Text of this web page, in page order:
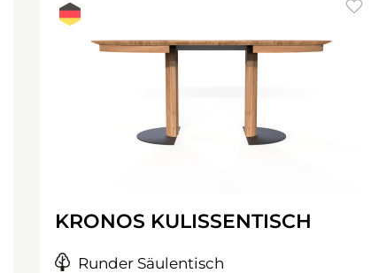
KRONOS KULISSENTISCH
Runder Säulentisch